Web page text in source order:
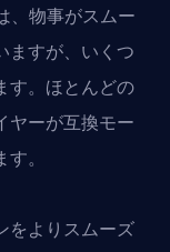
、物事がスムー
ますが、いくつ
す。ほとんどの
ヤーが互換モー
。
をよりスムーズ